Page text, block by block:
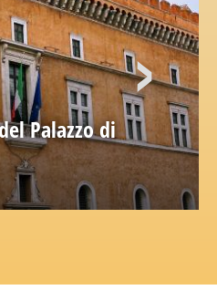
Palazzo di